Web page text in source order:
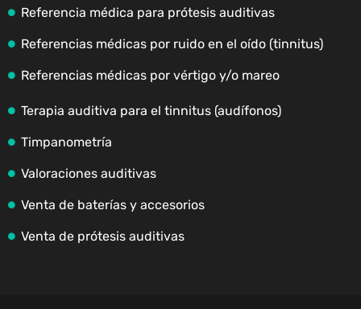
Referencia médica para prótesis auditivas
Referencias médicas por ruido en el oído (tinnitus)
Referencias médicas por vértigo y/o mareo
Terapia auditiva para el tinnitus (audífonos)
Timpanometría
Valoraciones auditivas
Venta de baterías y accesorios
Venta de prótesis auditivas